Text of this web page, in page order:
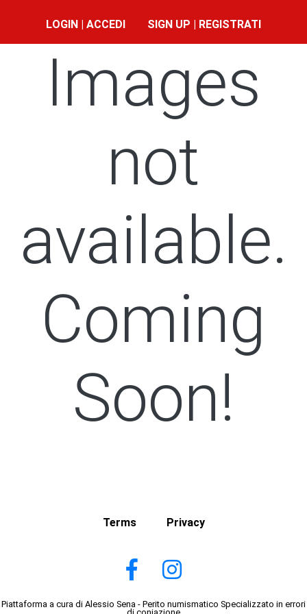
LOGIN | ACCEDI SIGN UP | REGISTRATI
Images
not
available.
Coming
Soon!
Terms Privacy
Piattaforma a cura di Alessio Sena - Perito numismatico Specializzato in errori